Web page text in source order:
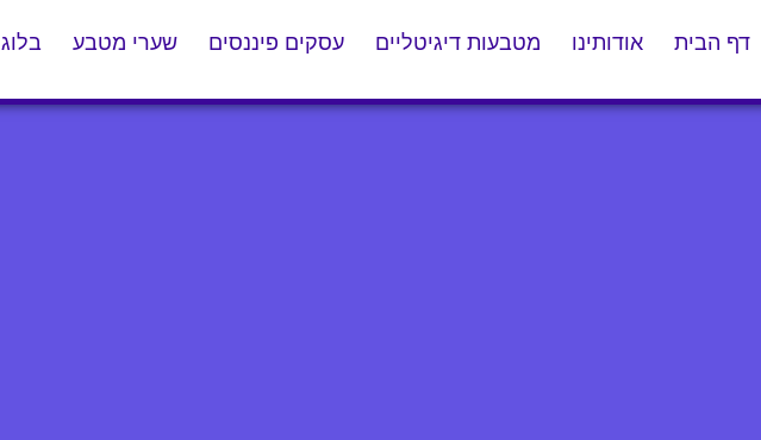
דף הבית אודותינו מטבעות דיגיטליים עסקים פיננסים שערי מטבע בלוג